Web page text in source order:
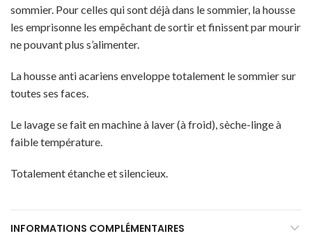
sommier. Pour celles qui sont déjà dans le sommier, la housse
les emprisonne les empêchant de sortir et finissent par mourir
ne pouvant plus s’alimenter.
La housse anti acariens enveloppe totalement le sommier sur
toutes ses faces.
Le lavage se fait en machine à laver (à froid), sèche-linge à
faible température.
Totalement étanche et silencieux.
INFORMATIONS COMPLÉMENTAIRES